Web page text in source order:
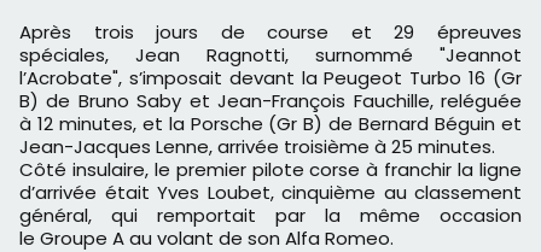
Après trois jours de course et 29 épreuves
spéciales, Jean Ragnotti, surnommé "Jeannot
l’Acrobate", s’imposait devant la Peugeot Turbo 16 (Gr
B) de Bruno Saby et Jean-François Fauchille, reléguée
à 12 minutes, et la Porsche (Gr B) de Bernard Béguin et
Jean-Jacques Lenne, arrivée troisième à 25 minutes.
Côté insulaire, le premier pilote corse à franchir la ligne
d’arrivée était Yves Loubet, cinquième au classement
général, qui remportait par la même occasion
le Groupe A au volant de son Alfa Romeo.